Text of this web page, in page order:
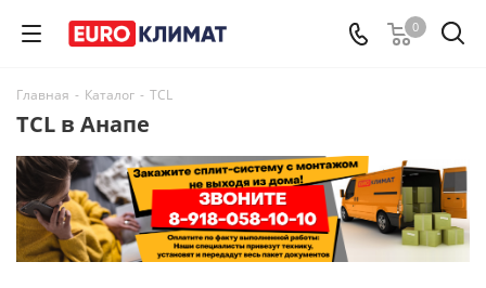
0
Главная - Каталог - TCL
TCL в Анапе